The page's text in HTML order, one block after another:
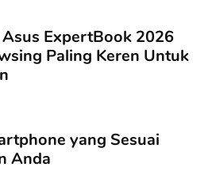
ExpertBook 2026
Paling Keren Untuk
yang Sesuai
Anda